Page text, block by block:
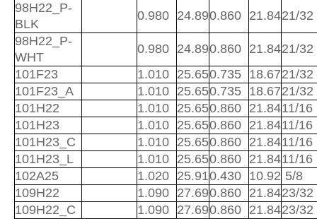
98H22_P-
BLK
0.980 24.890.860 21.8421/32
98H22_P-
WHT
0.980 24.890.860 21.8421/32
101F23
1.010 25.650.735 18.6721/32
101F23_A
1.010 25.650.735 18.6721/32
101H22
1.010 25.650.860 21.8411/16
101H23
1.010 25.650.860 21.8411/16
101H23_C
1.010 25.650.860 21.8411/16
101H23_L
1.010 25.650.860 21.8411/16
102A25
1.020 25.910.430 10.92 5/8
109H22
1.090 27.690.860 21.8423/32
109H22_C
1.090 27.690.860 21.8423/32